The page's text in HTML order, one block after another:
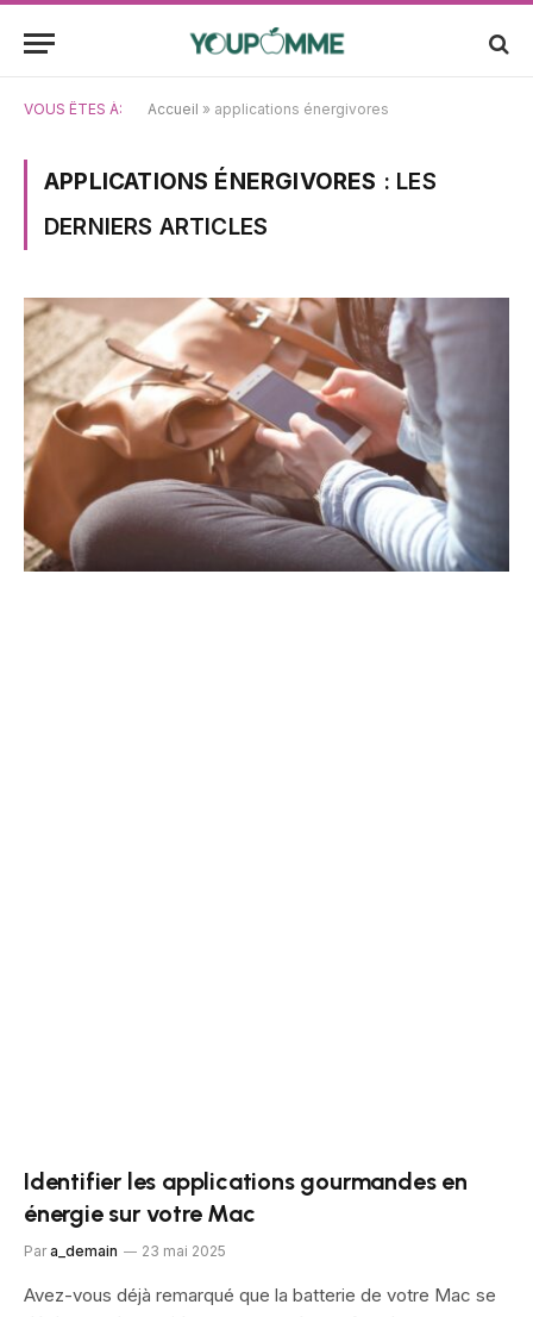
VOUS ÊTES À: Accueil » applications énergivores
APPLICATIONS ÉNERGIVORES : LES
DERNIERS ARTICLES
Identifier les applications gourmandes en
énergie sur votre Mac
Par a_demain 23 mai 2025
Avez-vous déjà remarqué que la batterie de votre Mac se